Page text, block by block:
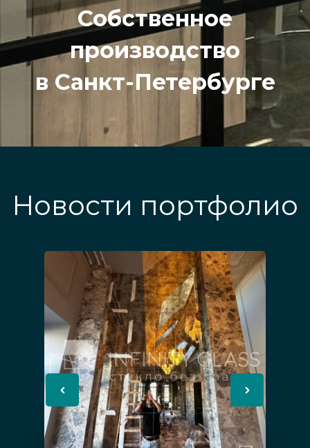
Собственное
производство
в Санкт-Петербурге
Новости портфолио